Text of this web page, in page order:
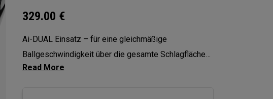
329.00 €
Ai-DUAL Einsatz – für eine gleichmäßige
Ballgeschwindigkeit über die gesamte Schlagfläche
und einen verbesserten Vorwärtsdrall. Der Ai-DUAL